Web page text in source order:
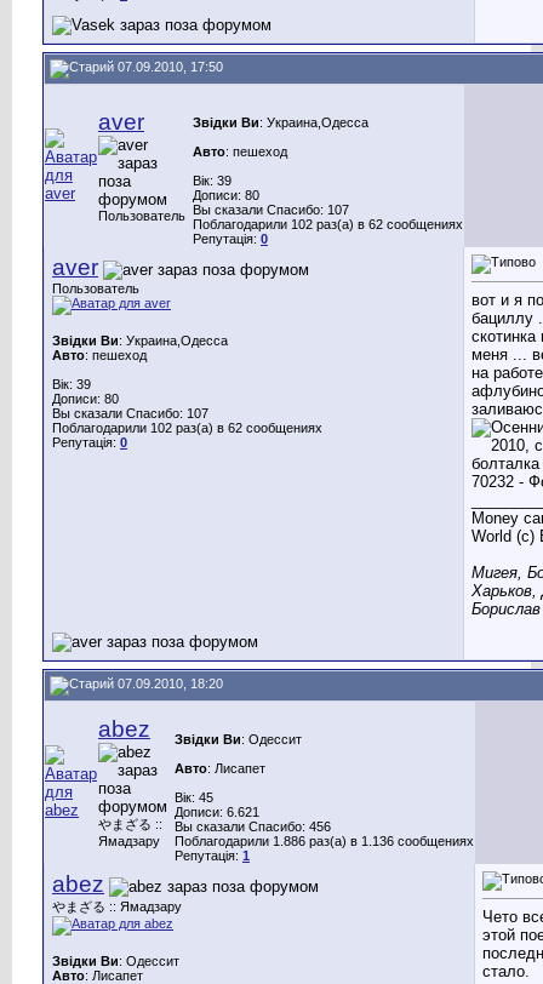
07.09.2010, 17:50
aver
Пользователь
Звідки Ви: Украина,Одесса
Авто: пешеход
Вік: 39
Дописи: 80
Вы сказали Спасибо: 107
Поблагодарили 102 раз(а) в 62 сообщениях
Репутація: 0
aver
Пользователь
Звідки Ви: Украина,Одесса
Авто: пешеход
Вік: 39
Дописи: 80
Вы сказали Спасибо: 107
Поблагодарили 102 раз(а) в 62 сообщениях
Репутація: 0
вот и я
бациллу
скотинка
меня ...
на работе
Money
World (c)
Мигея,
Харьков,
07.09.2010, 18:20
abez
やまざる ::
Ямадзару
Звідки Ви: Одессит
Авто: Лисапет
Вік: 45
Дописи: 6.621
Вы сказали Спасибо: 456
Поблагодарили 1.886 раз(а) в 1.136 сообщениях
Репутація: 1
abez
やまざる :: Ямадзару
Звідки Ви: Одессит
Авто: Лисапет
Чето
этой
стало.